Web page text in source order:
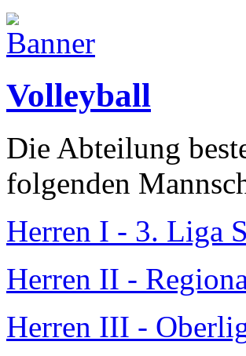
Volleyball
Die Abteilung
folgenden
Herren I - 3. Liga
Herren II -
Herren III -